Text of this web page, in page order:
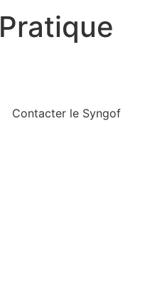
Pratique
Contacter le Syngof